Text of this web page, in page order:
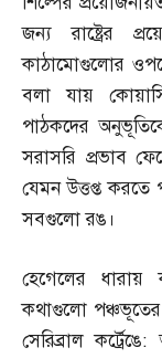
জন্য রাষ্ট্রের
কাঠামোগুলোর
বলা যায়
পাঠকদের
সরাসরি প্রভাব
যেমন উত্তপ্ত করতে
সবগুলো রঙ।
হেগেলের
কথাগুলো
সেরিব্রাল কর্ট্রেঙে: